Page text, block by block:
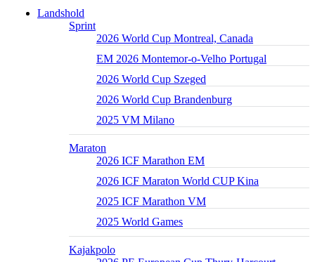
Landshold
Sprint
2026 World Cup Montreal, Canada
EM 2026 Montemor-o-Velho Portugal
2026 World Cup Szeged
2026 World Cup Brandenburg
2025 VM Milano
Maraton
2026 ICF Marathon EM
2026 ICF Maraton World CUP Kina
2025 ICF Marathon VM
2025 World Games
Kajakpolo